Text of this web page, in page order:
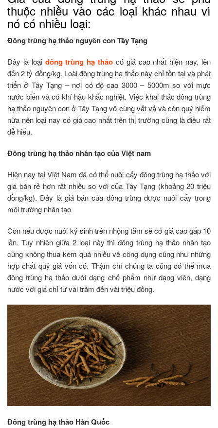
thuộc nhiều vào các loại khác nhau vì
nó có nhiều loại:
Đông trùng hạ thảo nguyên con Tây Tạng
Đây là loại đông trùng hạ thảo có giá cao nhất hiện nay, lên
đến 2 tỷ đồng/kg. Loài đông trùng hạ thảo này chỉ tồn tại và phát
triển ở Tây Tạng – nơi có độ cao 3000 – 5000m so với mực
nước biển và có khí hậu khắc nghiệt. Việc khai thác đông trùng
hạ thảo nguyên con ở Tây Tạng vô cùng vất vả và còn quý hiếm
nữa nên loại nay có giá cao nhất trên thị trường cũng là điều rất
dễ hiểu.
Đông trùng hạ thảo nhân tạo của Việt nam
Hiện nay tại Việt Nam đã có thể nuôi cấy đông trùng hạ thảo với
giá bán rẻ hơn rất nhiều so với của Tây Tạng (khoảng 20 triệu
đồng/kg). Đây là giá bán của đông trùng được nuôi cấy trong
môi trường nhân tạo
Còn nếu được nuôi ký sinh trên nhộng tằm sẽ có giá cao gấp 10
lần. Tuy nhiên giữa 2 loại này thì đông trùng hạ thảo nhân tạo
cũng không thua kém quá nhiều về công dụng cũng như những
hợp chất quý giá vốn có. Thậm chí chúng ta cũng có thể mua
đông trùng hạ thảo dưới dạng chế phẩm như dạng viên, dạng
nước với giá chỉ từ vài trăm đến vài triệu đồng.
Đông trùng hạ thảo Hàn Quốc